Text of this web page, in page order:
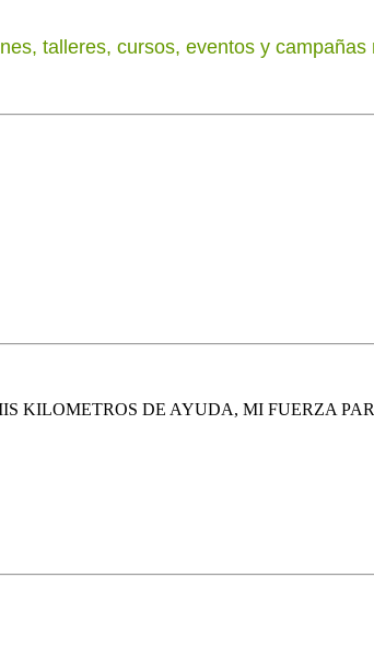
talleres, cursos, eventos y
KILOMETROS DE AYUDA, MI FUERZA